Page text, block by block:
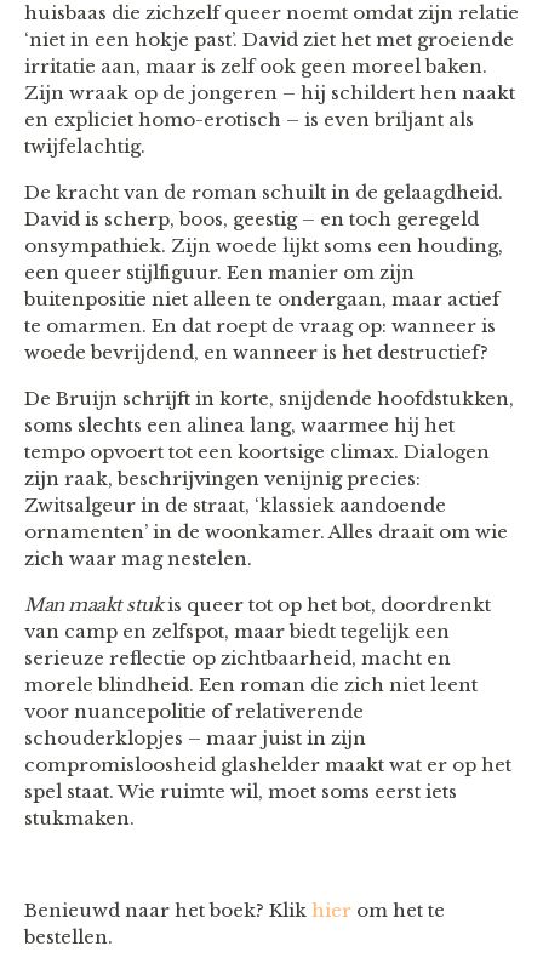
huisbaas die zichzelf queer noemt omdat zijn relatie
‘niet in een hokje past’. David ziet het met groeiende
irritatie aan, maar is zelf ook geen moreel baken.
Zijn wraak op de jongeren – hij schildert hen naakt
en expliciet homo-erotisch – is even briljant als
twijfelachtig.
De kracht van de roman schuilt in de gelaagdheid.
David is scherp, boos, geestig – en toch geregeld
onsympathiek. Zijn woede lijkt soms een houding,
een queer stijlfiguur. Een manier om zijn
buitenpositie niet alleen te ondergaan, maar actief
te omarmen. En dat roept de vraag op: wanneer is
woede bevrijdend, en wanneer is het destructief?
De Bruijn schrijft in korte, snijdende hoofdstukken,
soms slechts een alinea lang, waarmee hij het
tempo opvoert tot een koortsige climax. Dialogen
zijn raak, beschrijvingen venijnig precies:
Zwitsalgeur in de straat, ‘klassiek aandoende
ornamenten’ in de woonkamer. Alles draait om wie
zich waar mag nestelen.
Man maakt stukis queer tot op het bot, doordrenkt
van camp en zelfspot, maar biedt tegelijk een
serieuze reflectie op zichtbaarheid, macht en
morele blindheid. Een roman die zich niet leent
voor nuancepolitie of relativerende
schouderklopjes – maar juist in zijn
compromisloosheid glashelder maakt wat er op het
spel staat. Wie ruimte wil, moet soms eerst iets
stukmaken.
Benieuwd naar het boek? Klik hier om het te
bestellen.